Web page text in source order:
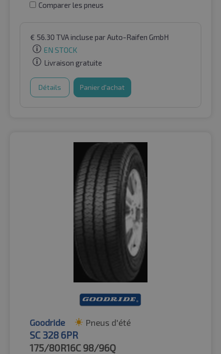
Comparer les pneus
€ 56.30 TVA incluse par Auto-Raifen GmbH
EN STOCK
Livraison gratuite
Détails Panier d'achat
Goodride Pneus d'été
SC 328 6PR
175/80R16C 98/96Q